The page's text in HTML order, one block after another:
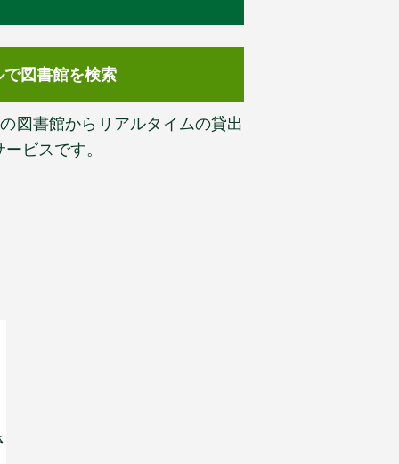
で図書館を検索
図書館からリアルタイムの貸出
ビスです。